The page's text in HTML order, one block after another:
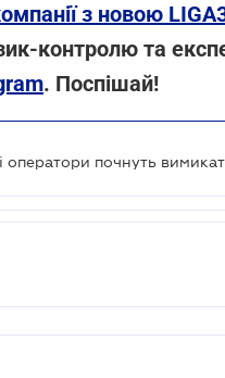
з новою
контролю та
. Поспішай!
оператори почнуть